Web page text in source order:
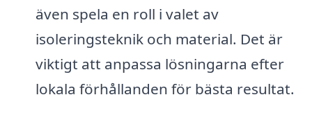
även spela en roll i valet av
isoleringsteknik och material. Det är
viktigt att anpassa lösningarna efter
lokala förhållanden för bästa resultat.